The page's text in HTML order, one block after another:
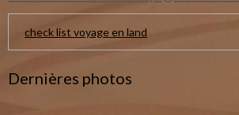
check list voyage en land
Dernières photos